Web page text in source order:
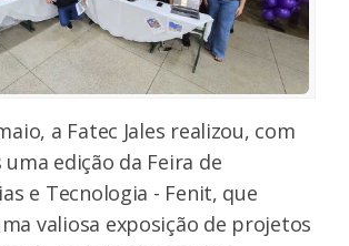
a Fatec Jales realizou, com
uma edição da Feira de
e Tecnologia - Fenit, que
valiosa exposição de projetos